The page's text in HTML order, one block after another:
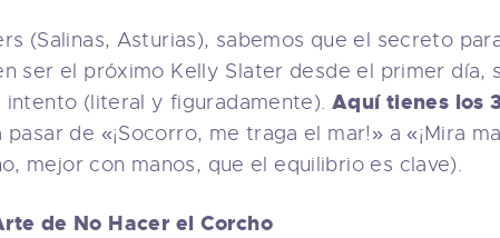
(Salinas, Asturias), sabemos que el secreto
ser el próximo Kelly Slater desde el primer día,
intento (literal y figuradamente).Aquí tienes los
pasar de «¡Socorro, me traga el mar!» a «¡Mira
mejor con manos, que el equilibrio es clave).
de No Hacer el Corcho